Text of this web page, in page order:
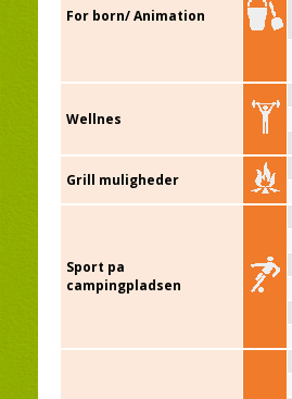
For born/ Animation
Wellnes
Grill muligheder
Sport pa
campingpladsen